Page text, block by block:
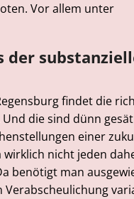
Vor allem unter
der
findet die
die sind dünn
einer
nicht jeden
benötigt man
Verabscheulichung